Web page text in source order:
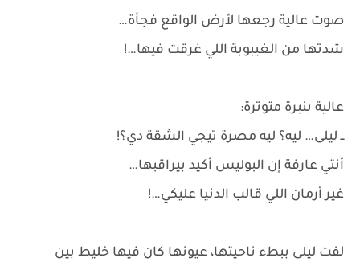
صوت عالية رجعها لأرض الواقع فجأة…
شدتها من الغيبوبة اللي غرقت فيها…!
عالية بنبرة متوترة:
ــ ليلى… ليه؟ ليه مصرة تيجي الشقة دي؟!
أنتي عارفة إن البوليس أكيد بيراقبها…
غير أرمان اللي قالب الدنيا عليكي…!
لفت ليلى ببطء ناحيتها، عيونها كان فيها خليط بين